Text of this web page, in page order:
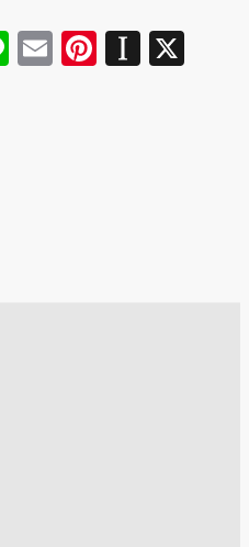
ク Li
n
E
m
Pi
nt
In
st